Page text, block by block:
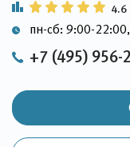
4.6
пн-сб: 9:00-
+7 (495) 956-